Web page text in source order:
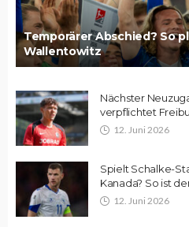
Temporärer Abschied? So
Wallentowitz
Nächster
verpflichtet
12. Juni 2026
Spielt Schalke-
Kanada? So ist
12. Juni 2026